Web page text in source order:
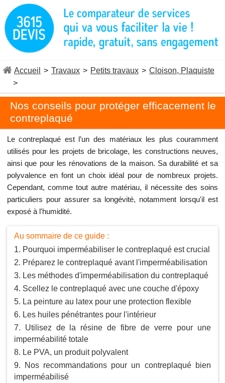
Accueil > Travaux > Petits travaux > Cloison, Plaquiste
>
Nos conseils pour protéger efficacement le
contreplaqué
Le contreplaqué est l’un des matériaux les plus couramment
utilisés pour les projets de bricolage, les constructions neuves,
ainsi que pour les rénovations de la maison. Sa durabilité et sa
polyvalence en font un choix idéal pour de nombreux projets.
Cependant, comme tout autre matériau, il nécessite des soins
particuliers pour assurer sa longévité, notamment lorsqu'il est
exposé à l'humidité.
Au sommaire de ce guide :
Pourquoi imperméabiliser le contreplaqué est crucial
Préparez le contreplaqué avant l'imperméabilisation
Les méthodes d'imperméabilisation du contreplaqué
Scellez le contreplaqué avec une couche d'époxy
La peinture au latex pour une protection flexible
Les huiles pénétrantes pour l'intérieur
Utilisez de la résine de fibre de verre pour une
imperméabilité totale
Le PVA, un produit polyvalent
Nos recommandations pour un contreplaqué bien
imperméabilisé